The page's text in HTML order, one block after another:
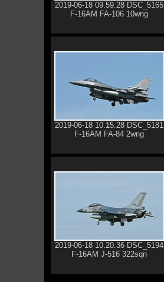
2019-06-18 09.59.28 DSC_5165
F-16AM FA-106 10wng
2019-06-18 10.15.28 DSC_5181
F-16AM FA-84 2wng
2019-06-18 10.20.36 DSC_5194
F-16AM J-516 322sqn